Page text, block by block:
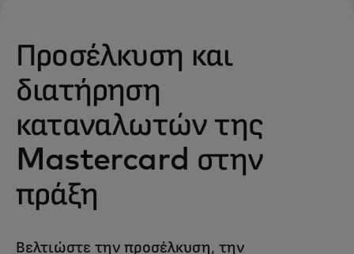
Προσέλκυση και
διατήρηση
καταναλωτών της
Mastercard στην
πράξη
Βελτιώστε την προσέλκυση, την